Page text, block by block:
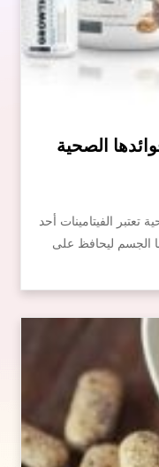
الصحية
تعتبر الفيتامينات أحد
الجسم ليحافظ على